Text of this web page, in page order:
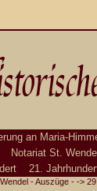
an Maria-
Notariat St.
21.
- Auszüge - ->